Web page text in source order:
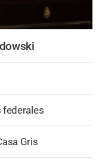
federales
Gris